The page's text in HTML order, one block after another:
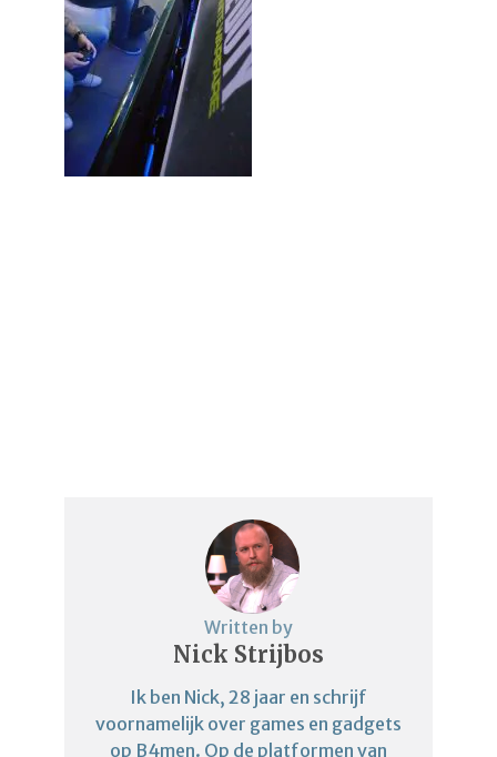
Written by
Nick Strijbos
Ik ben Nick, 28 jaar en schrijf
voornamelijk over games en gadgets
op B4men. Op de platformen van